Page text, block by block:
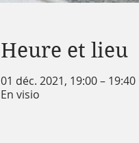
Heure et lieu
01 déc. 2021, 19:00 – 19:40
En visio